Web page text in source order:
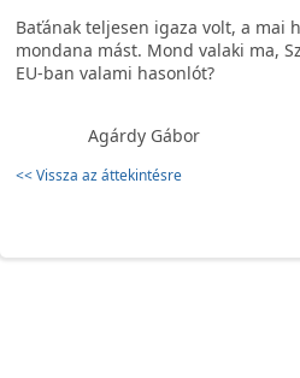
Baťának teljesen igaza volt, a mai
mondana mást. Mond valaki ma,
EU-ban valami hasonlót?
Agárdy Gábor
<< Vissza az áttekintésre